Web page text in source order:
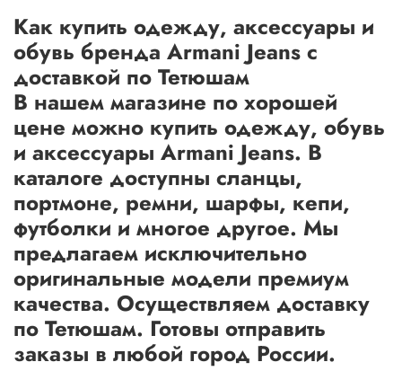
Как купить одежду, аксессуары и
обувь бренда Armani Jeans с
доставкой по Тетюшам
В нашем магазине по хорошей
цене можно купить одежду, обувь
и аксессуары Armani Jeans. В
каталоге доступны сланцы,
портмоне, ремни, шарфы, кепи,
футболки и многое другое. Мы
предлагаем исключительно
оригинальные модели премиум
качества. Осуществляем доставку
по Тетюшам. Готовы отправить
заказы в любой город России.